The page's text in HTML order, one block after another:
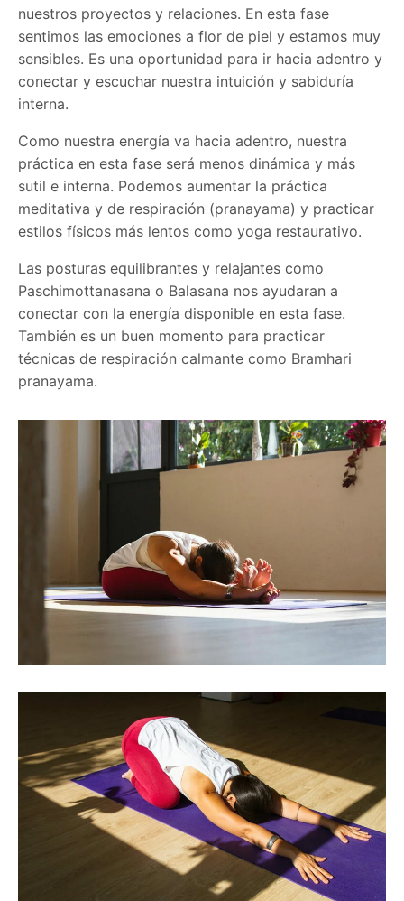
nuestros proyectos y relaciones. En esta fase
sentimos las emociones a flor de piel y estamos muy
sensibles. Es una oportunidad para ir hacia adentro y
conectar y escuchar nuestra intuición y sabiduría
interna.
Como nuestra energía va hacia adentro, nuestra
práctica en esta fase será menos dinámica y más
sutil e interna. Podemos aumentar la práctica
meditativa y de respiración (pranayama) y practicar
estilos físicos más lentos como yoga restaurativo.
Las posturas equilibrantes y relajantes como
Paschimottanasana o Balasana nos ayudaran a
conectar con la energía disponible en esta fase.
También es un buen momento para practicar
técnicas de respiración calmante como Bramhari
pranayama.